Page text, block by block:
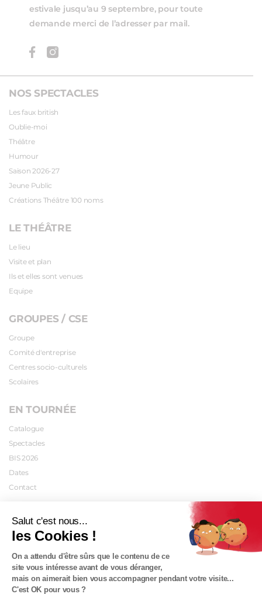
NOS SPECTACLES
Les faux british
Oublie-moi
Théâtre
Humour
Saison 2026-27
Jeune Public
Créations Théâtre 100 noms
LE THÉÂTRE
Le lieu
Visite et plan
Ils et elles sont venues
Equipe
GROUPES / CSE
Groupe
Comité d'entreprise
Centres socio-culturels
Scolaires
EN TOURNÉE
Catalogue
Spectacles
BIS 2026
Dates
Contact
INFOS PRATIQUES
Plan d'accès
Abonnements
Carte cadeau
estivale jusqu’au 9 septembre, pour toute
demande merci de l’adresser par mail.
Salut c'est nous...
les Cookies !
On a attendu d'être sûrs que le contenu de ce
site vous intéresse avant de vous déranger,
mais on aimerait bien vous accompagner pendant votre visite...
C'est OK pour vous ?